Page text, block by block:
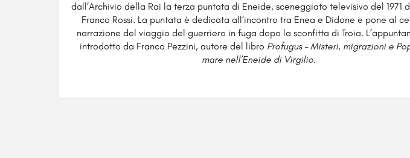
dall’Archivio della Rai la terza puntata di Eneide, sceneggiato televisivo del 1971
Franco Rossi. La puntata è dedicata all’incontro tra Enea e Didone e pone al
narrazione del viaggio del guerriero in fuga dopo la sconfitta di Troia.
introdotto da Franco Pezzini, autore del libro Profugus – Misteri, migrazioni e
mare nell’Eneide di Virgilio.